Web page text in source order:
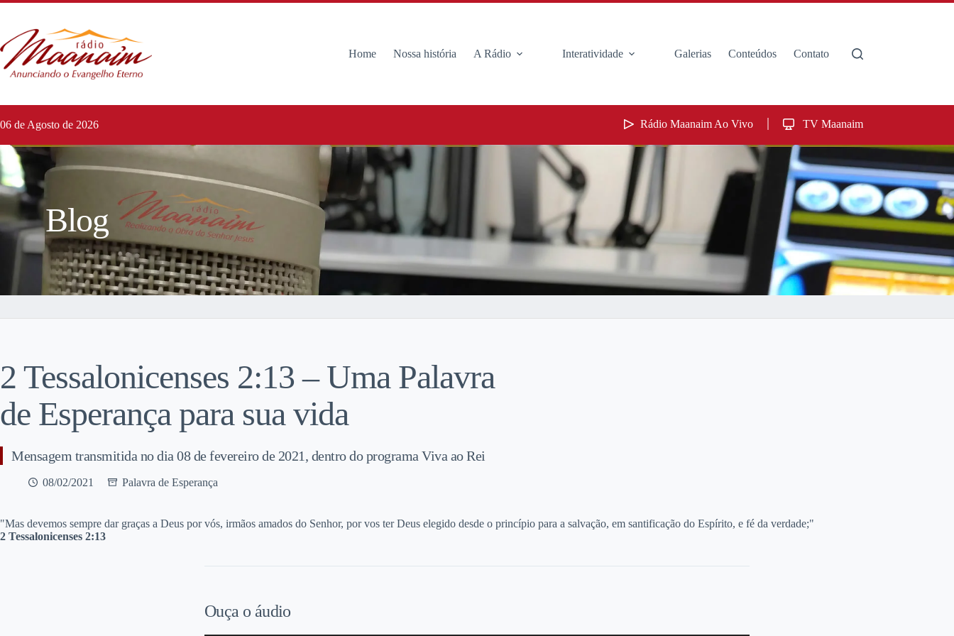
Home Nossa história A Rádio Interatividade Galerias Conteúdos Contato
06 de Agosto de 2026 Rádio Maanaim Ao Vivo TV Maanaim
Blog
2 Tessalonicenses 2:13 – Uma Palavra
de Esperança para sua vida
Mensagem transmitida no dia 08 de fevereiro de 2021, dentro do programa Viva ao Rei
08/02/2021 Palavra de Esperança
"Mas devemos sempre dar graças a Deus por vós, irmãos amados do Senhor, por vos ter Deus elegido desde o princípio para a salvação, em santificação do Espírito, e fé da verdade;"
2 Tessalonicenses 2:13
Ouça o áudio